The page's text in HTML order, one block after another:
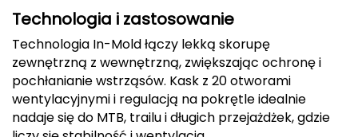
ENERO
ENERO CAMP
ENERO PRO
Technologia i zastosowanie
Technologia In-Mold łączy lekką skorupę
zewnętrzną z wewnętrzną, zwiększając ochronę i
pochłanianie wstrząsów. Kask z 20 otworami
wentylacyjnymi i regulacją na pokrętle idealnie
nadaje się do MTB, trailu i długich przejażdżek, gdzie